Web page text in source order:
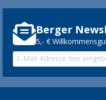
Berger
5,- €